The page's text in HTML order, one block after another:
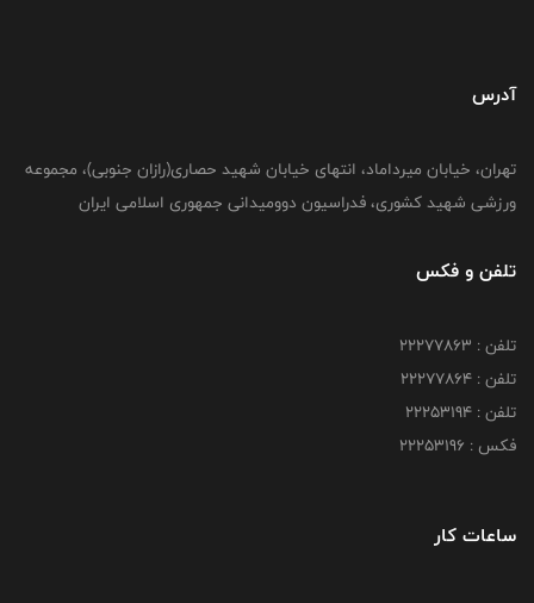
آدرس
تهران، خیابان میرداماد، انتهای خیابان شهید حصاری(رازان جنوبی)، مجموعه
ورزشی شهید کشوری، فدراسیون دوومیدانی جمهوری اسلامی ایران
تلفن و فکس
تلفن : 22277863
تلفن : 22277864
تلفن : 22253194
فکس : 22253196
ساعات کار